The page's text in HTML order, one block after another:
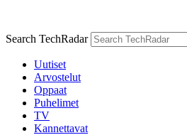
Search TechRadar
Uutiset
Arvostelut
Oppaat
Puhelimet
TV
Kannettavat